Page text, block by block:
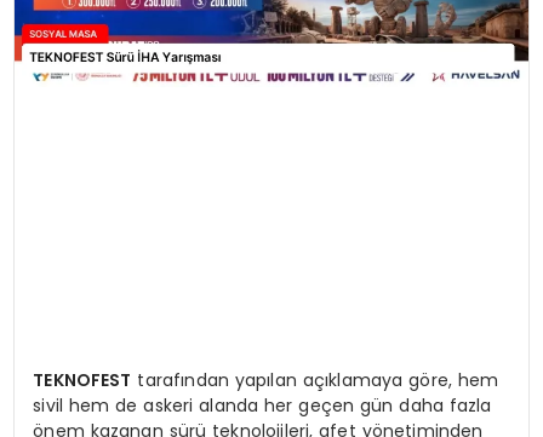
TEKNOFEST tarafından yapılan açıklamaya göre, hem
sivil hem de askeri alanda her geçen gün daha fazla
önem kazanan sürü teknolojileri, afet yönetiminden